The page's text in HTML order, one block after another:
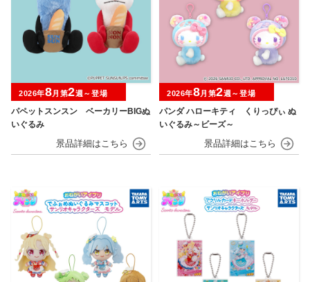
パペットスンスン ベーカリーBIGぬ
いぐるみ
2026年8月第2週～登場
パンダ ハローキティ くりっぴぃ ぬ
いぐるみ～ビーズ～
2026年8月第2週～登場